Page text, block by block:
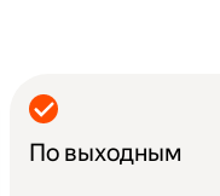
По выходным